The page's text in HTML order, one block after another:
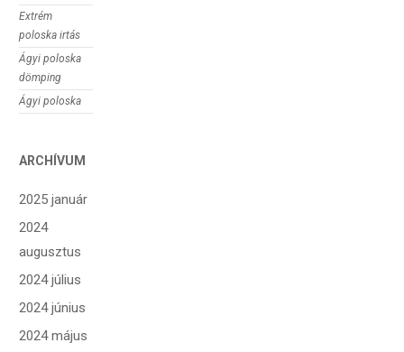
Extrém
poloska irtás
Ágyi poloska
dömping
Ágyi poloska
ARCHÍVUM
2025 január
2024
augusztus
2024 július
2024 június
2024 május